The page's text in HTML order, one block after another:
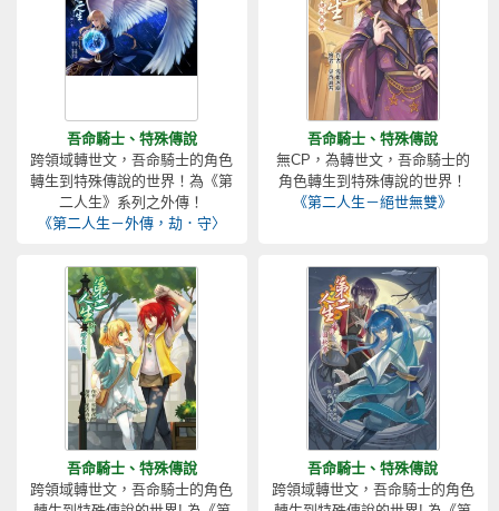
吾命騎士、特殊傳說
跨領域轉世文，吾命騎士的角色
轉生到特殊傳說的世界！為《第
二人生》系列之外傳！
《第二人生－外傳，劫．守〉
吾命騎士、特殊傳說
無CP，為轉世文，吾命騎士的
角色轉生到特殊傳說的世界！
《第二人生－絕世無雙》
吾命騎士、特殊傳說
跨領域轉世文，吾命騎士的角色
吾命騎士、特殊傳說
跨領域轉世文，吾命騎士的角色